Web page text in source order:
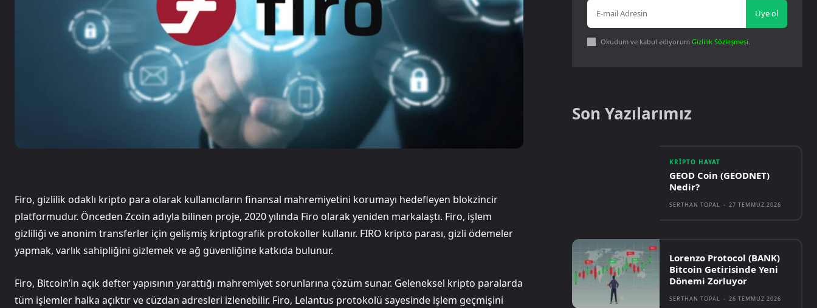
Firo, gizlilik odaklı kripto para olarak kullanıcıların finansal mahremiyetini korumayı hedefleyen blokzincir
platformudur. Önceden Zcoin adıyla bilinen proje, 2020 yılında Firo olarak yeniden markalaştı. Firo, işlem
gizliliği ve anonim transferler için gelişmiş kriptografik protokoller kullanır. FIRO kripto parası, gizli ödemeler
yapmak, varlık sahipliğini gizlemek ve ağ güvenliğine katkıda bulunur.
Firo, Bitcoin’in açık defter yapısının yarattığı mahremiyet sorunlarına çözüm sunar. Geleneksel kripto paralarda
tüm işlemler halka açıktır ve cüzdan adresleri izlenebilir. Firo, Lelantus protokolü sayesinde işlem geçmişini
Üye ol
Okudum ve kabul ediyorumGizlilik Sözleşmesi.
Son Yazılarımız
KRIPTO HAYAT
GEOD Coin (GEODNET)
Nedir?
SERTHAN TOPAL - 27 TEMMUZ 2026
Lorenzo Protocol (BANK)
Bitcoin Getirisinde Yeni
Dönemi Zorluyor
SERTHAN TOPAL - 26 TEMMUZ 2026